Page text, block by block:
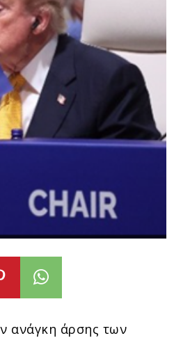
ανάγκη άρσης των